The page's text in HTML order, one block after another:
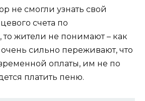
не смогли узнать свой
счета по
то жители не понимают – как
очень сильно переживают, что
оплаты, им не по
платить пеню.